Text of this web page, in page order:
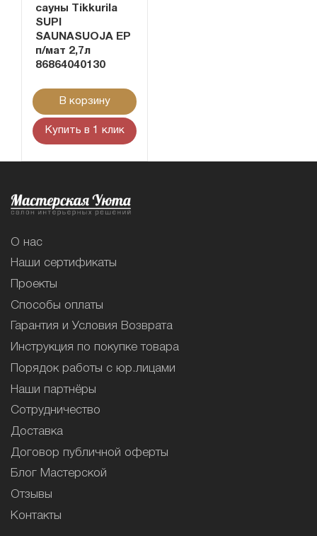
сауны Tikkurila
SUPI
SAUNASUOJA EP
п/мат 2,7л
86864040130
В корзину
Купить в 1 клик
О нас
Наши сертификаты
Проекты
Способы оплаты
Гарантия и Условия Возврата
Инструкция по покупке товара
Порядок работы с юр.лицами
Наши партнёры
Сотрудничество
Доставка
Договор публичной оферты
Блог Мастерской
Отзывы
Контакты